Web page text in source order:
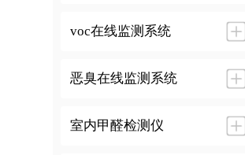
voc在线监测系统
恶臭在线监测系统
室内甲醛检测仪